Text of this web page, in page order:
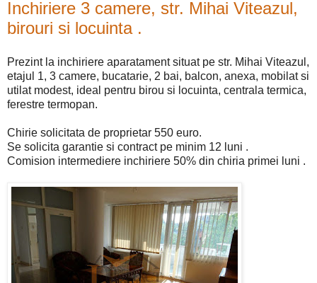
Inchiriere 3 camere, str. Mihai Viteazul,
birouri si locuinta .
Prezint la inchiriere aparatament situat pe str. Mihai Viteazul,
etajul 1, 3 camere, bucatarie, 2 bai, balcon, anexa, mobilat si
utilat modest, ideal pentru birou si locuinta, centrala termica,
ferestre termopan.
Chirie solicitata de proprietar 550 euro.
Se solicita garantie si contract pe minim 12 luni .
Comision intermediere inchiriere 50% din chiria primei luni .